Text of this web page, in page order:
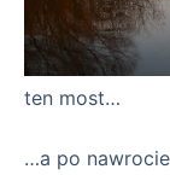
ten most…
…a po